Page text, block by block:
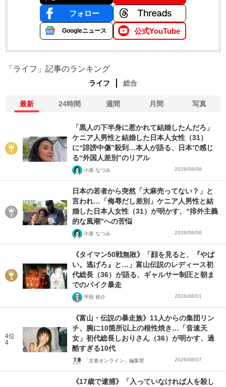
フォロー
Googleニュース 公式YouTube
「ライフ」記事のランキング
ライフ 総合
最新 24時間 週間 月間 写真
「黒人の下半身に惹かれて結婚したんだろ」
ケニア人男性と結婚した日本人女性（31）
に“誹謗中傷”殺到…本人が語る、日本で感じ
る“外国人差別”のリアル
小泉 なつみ 2026/08/08
日本の若者から突然「大麻売ってない？」と
言われ…「侮辱だし差別」ケニア人男性と結
婚した日本人女性（31）が明かす、“排外主義
的な風潮”への苦悩
小泉 なつみ 2026/08/08
《タイマン50戦無敗》「顔を見ると、『やば
い。逃げろ』と…」富山伝説のレディース初
代総長（36）が語る、ギャルサー制圧と朝ま
でのバイク暴走
平田 裕介 2026/08/01
4位
4
《富山・伝説の暴走族》11人からの集団リン
チ、腕に10箇所以上の根性焼き…「音速天
女」初代総長しおりさん（36）が明かす、過
酷すぎる10代
「文春オンライン」編集部 2026/08/07
《17歳で逮捕》「入っていなければ人を殺し